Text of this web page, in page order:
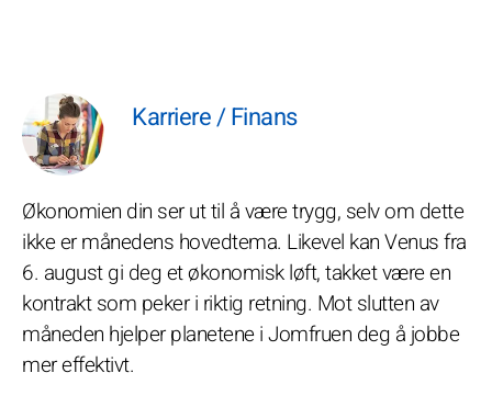
Karriere / Finans
Økonomien din ser ut til å være trygg, selv om dette
ikke er månedens hovedtema. Likevel kan Venus fra
6. august gi deg et økonomisk løft, takket være en
kontrakt som peker i riktig retning. Mot slutten av
måneden hjelper planetene i Jomfruen deg å jobbe
mer effektivt.